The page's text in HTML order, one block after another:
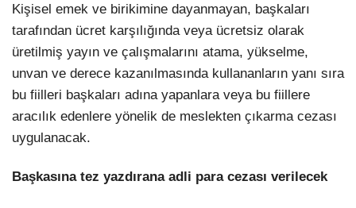
Kişisel emek ve birikimine dayanmayan, başkaları
tarafından ücret karşılığında veya ücretsiz olarak
üretilmiş yayın ve çalışmalarını atama, yükselme,
unvan ve derece kazanılmasında kullananların yanı sıra
bu fiilleri başkaları adına yapanlara veya bu fiillere
aracılık edenlere yönelik de meslekten çıkarma cezası
uygulanacak.
Başkasına tez yazdırana adli para cezası verilecek